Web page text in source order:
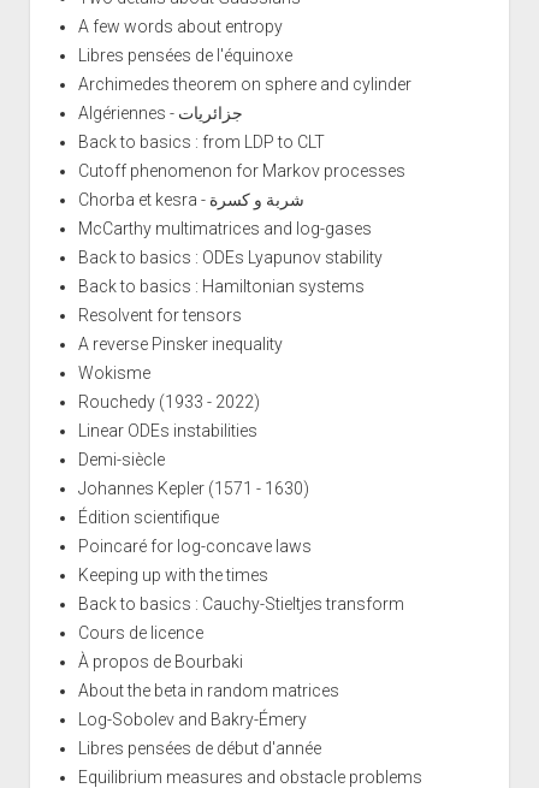
A few words about entropy
Libres pensées de l'équinoxe
Archimedes theorem on sphere and cylinder
Algériennes - جزائريات
Back to basics : from LDP to CLT
Cutoff phenomenon for Markov processes
Chorba et kesra - شربة و كسرة
McCarthy multimatrices and log-gases
Back to basics : ODEs Lyapunov stability
Back to basics : Hamiltonian systems
Resolvent for tensors
A reverse Pinsker inequality
Wokisme
Rouchedy (1933 - 2022)
Linear ODEs instabilities
Demi-siècle
Johannes Kepler (1571 - 1630)
Édition scientifique
Poincaré for log-concave laws
Keeping up with the times
Back to basics : Cauchy-Stieltjes transform
Cours de licence
À propos de Bourbaki
About the beta in random matrices
Log-Sobolev and Bakry-Émery
Libres pensées de début d'année
Equilibrium measures and obstacle problems